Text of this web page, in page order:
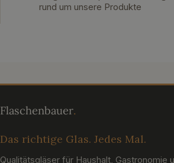
rund um unsere Produkte
Das richtige Glas. Jedes Mal.
Qualitätsgläser für Haushalt, Gastronomie